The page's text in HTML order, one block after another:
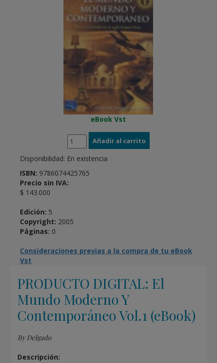
eBook Vst
Disponibilidad: En existencia
ISBN: 9786074425765
Precio sin IVA:
$ 143.000
Edición: 5
Copyright: 2005
Páginas: 0
Consideraciones previas a la compra de tu eBook
Vst
PRODUCTO DIGITAL: El
Mundo Moderno Y
Contemporáneo Vol.1 (eBook)
By Delgado
Descripción: